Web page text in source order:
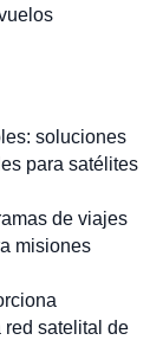
soluciones
para satélites
de viajes
misiones
red satelital de